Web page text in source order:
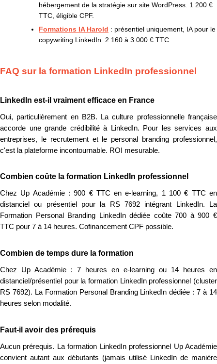
hébergement de la stratégie sur site WordPress. 1 200 €
TTC, éligible CPF.
Formations IA Harold : présentiel uniquement, IA pour le
copywriting LinkedIn. 2 160 à 3 000 € TTC.
FAQ sur la formation LinkedIn professionnel
LinkedIn est-il vraiment efficace en France
Oui, particulièrement en B2B. La culture professionnelle française
accorde une grande crédibilité à LinkedIn. Pour les services aux
entreprises, le recrutement et le personal branding professionnel,
c'est la plateforme incontournable. ROI mesurable.
Combien coûte la formation LinkedIn professionnel
Chez Up Académie : 900 € TTC en e-learning, 1 100 € TTC en
distanciel ou présentiel pour la RS 7692 intégrant LinkedIn. La
Formation Personal Branding LinkedIn dédiée coûte 700 à 900 €
TTC pour 7 à 14 heures. Cofinancement CPF possible.
Combien de temps dure la formation
Chez Up Académie : 7 heures en e-learning ou 14 heures en
distanciel/présentiel pour la formation LinkedIn professionnel (cluster
RS 7692). La Formation Personal Branding LinkedIn dédiée : 7 à 14
heures selon modalité.
Faut-il avoir des prérequis
Aucun prérequis. La formation LinkedIn professionnel Up Académie
convient autant aux débutants (jamais utilisé LinkedIn de manière